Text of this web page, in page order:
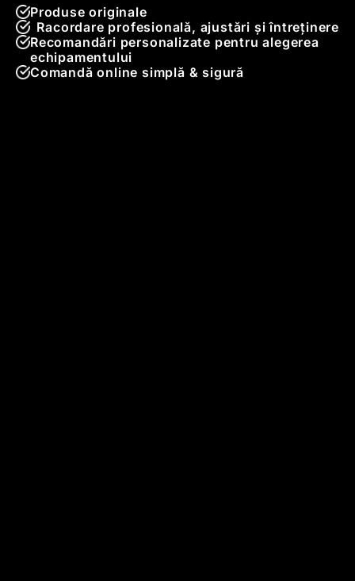
Produse originale
Racordare profesională, ajustări și întreținere
Recomandări personalizate pentru alegerea
echipamentului
Comandă online simplă & sigură